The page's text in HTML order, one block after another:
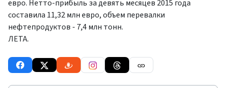
евро. Нетто-прибыль за девять месяцев 2015 года
составила 11,32 млн евро, объем перевалки
нефтепродуктов - 7,4 млн тонн.
ЛЕТА.